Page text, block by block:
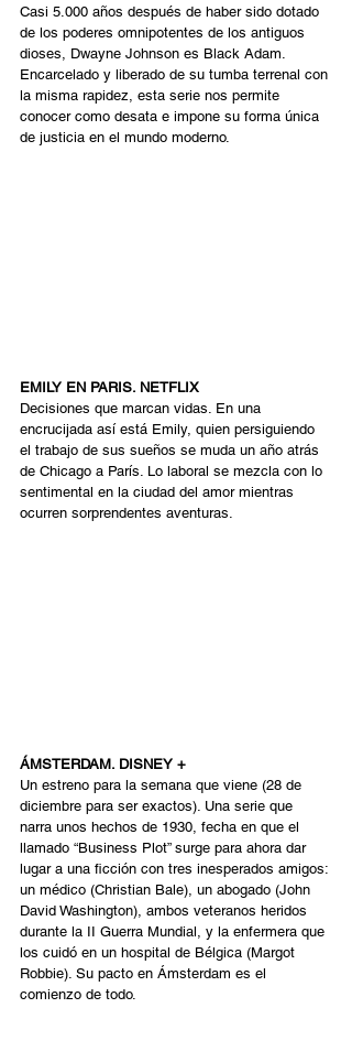
Casi 5.000 años después de haber sido dotado
de los poderes omnipotentes de los antiguos
dioses, Dwayne Johnson es Black Adam.
Encarcelado y liberado de su tumba terrenal con
la misma rapidez, esta serie nos permite
conocer como desata e impone su forma única
de justicia en el mundo moderno.
EMILY EN PARIS. NETFLIX
Decisiones que marcan vidas. En una
encrucijada así está Emily, quien persiguiendo
el trabajo de sus sueños se muda un año atrás
de Chicago a París. Lo laboral se mezcla con lo
sentimental en la ciudad del amor mientras
ocurren sorprendentes aventuras.
ÁMSTERDAM. DISNEY +
Un estreno para la semana que viene (28 de
diciembre para ser exactos). Una serie que
narra unos hechos de 1930, fecha en que el
llamado “Business Plot” surge para ahora dar
lugar a una ficción con tres inesperados amigos:
un médico (Christian Bale), un abogado (John
David Washington), ambos veteranos heridos
durante la II Guerra Mundial, y la enfermera que
los cuidó en un hospital de Bélgica (Margot
Robbie). Su pacto en Ámsterdam es el
comienzo de todo.